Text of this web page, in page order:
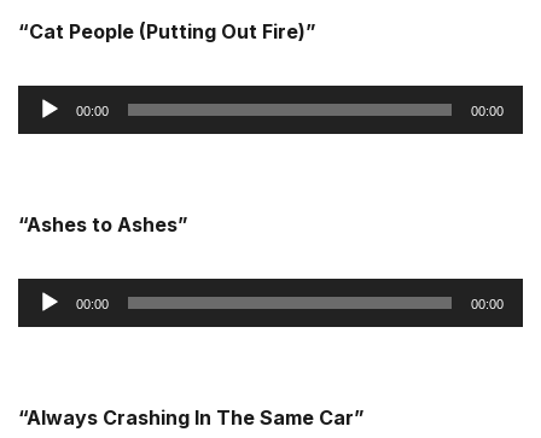
“Cat People (Putting Out Fire)”
Reprodutor
de
00:00 00:00
“Ashes to Ashes”
Reprodutor
de
00:00 00:00
“Always Crashing In The Same Car”